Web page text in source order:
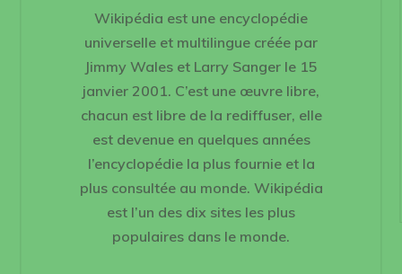
Wikipédia est une encyclopédie
universelle et multilingue créée par
Jimmy Wales et Larry Sanger le 15
janvier 2001. C’est une œuvre libre,
chacun est libre de la rediffuser, elle
est devenue en quelques années
l’encyclopédie la plus fournie et la
plus consultée au monde. Wikipédia
est l’un des dix sites les plus
populaires dans le monde.